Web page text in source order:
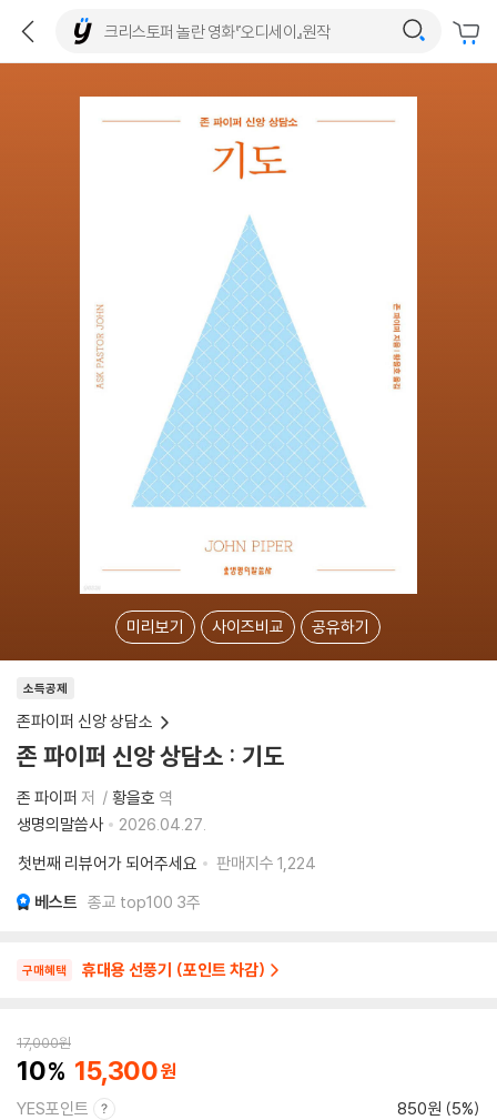
미리보기 사이즈비교 공유하기
소득공제
존파이퍼 신앙 상담소
존 파이퍼 신앙 상담소 : 기도
존 파이퍼 저 황을호 역
생명의말씀사
2026.04.27.
첫번째 리뷰어가 되어주세요
판매지수 1,224
베스트 종교 top100 3주
구매혜택 휴대용 선풍기 (포인트 차감)
17,000원
10 15,300
YES포인트 850원 (5%)